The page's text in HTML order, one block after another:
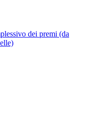
dei premi (da